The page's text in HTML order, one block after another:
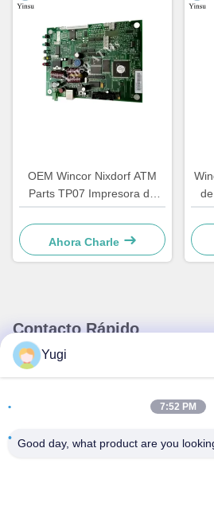
OEM Wincor Nixdorf ATM
Parts TP07 Impresora de
recibos Junta de control de
PCB principal 01750063547
Ahora Charle
Contacto Rápido
Dirección
Xingye EastRoad, Parque
Yugi
7:52 PM
Good day, what product are you